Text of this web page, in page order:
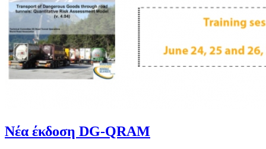
Νέα έκδοση DG-QRAM